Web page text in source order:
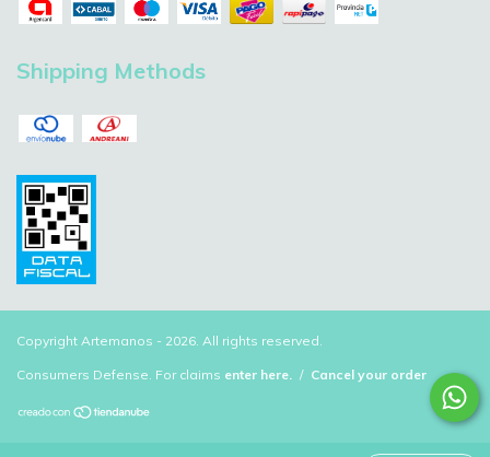
Shipping Methods
Copyright Artemanos - 2026. All rights reserved.
Consumers Defense. For claims enter here. / Cancel your order